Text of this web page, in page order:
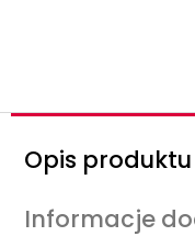
Opis produktu
Informacje